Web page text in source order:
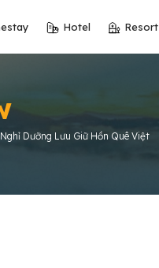
Hotel Resort
Dưỡng Lưu Giữ Hồn Quê Việt